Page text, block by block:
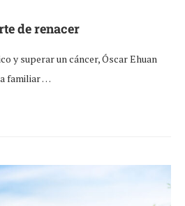
de renacer
y superar un cáncer, Óscar Ehuan
familiar …